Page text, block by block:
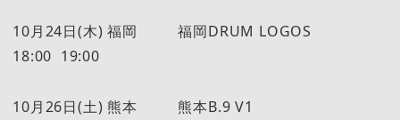
10月24日(木) 福岡 福岡DRUM LOGOS
18:00 19:00
10月26日(土) 熊本 熊本B.9 V1